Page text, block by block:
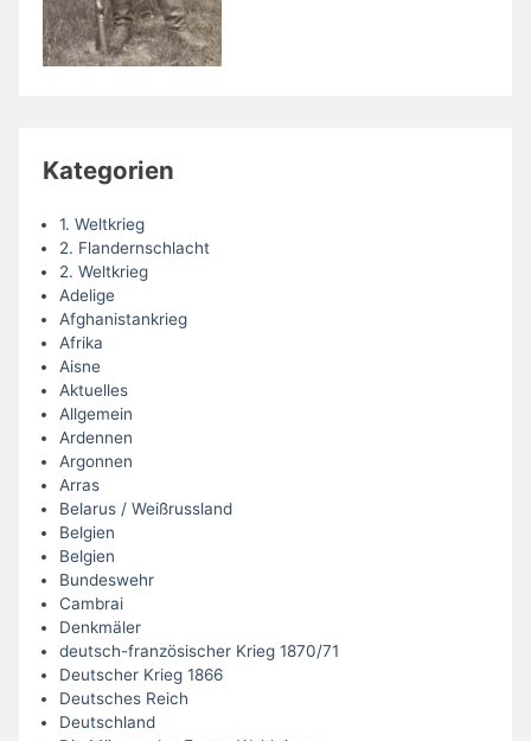
Kategorien
1. Weltkrieg
2. Flandernschlacht
2. Weltkrieg
Adelige
Afghanistankrieg
Afrika
Aisne
Aktuelles
Allgemein
Ardennen
Argonnen
Arras
Belarus / Weißrussland
Belgien
Belgien
Bundeswehr
Cambrai
Denkmäler
deutsch-französischer Krieg 1870/71
Deutscher Krieg 1866
Deutsches Reich
Deutschland